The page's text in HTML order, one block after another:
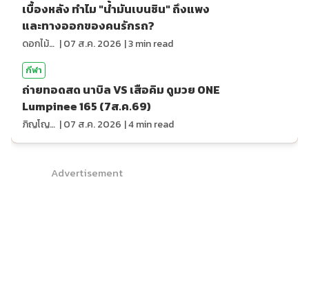
เบื้องหลัง ทำไม "น้ำมันเบนซิน" ถึงแพง
และทางออกของคนรักรถ?
ดอกไม้กับสายน้ำ |07 ส.ค. 2026 |3min read
กีฬา
ถ่ายทอดสด นาบิล VS เสือคิม ดูมวย ONE
Lumpinee 165 (7ส.ค.69)
ภิญโญ ส่องแสง |07 ส.ค. 2026 |4min read
Advertisement